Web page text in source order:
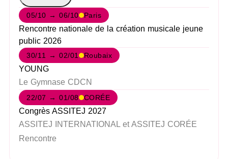
05/10 → 06/10 Paris
Rencontre nationale de la création musicale jeune
public 2026
30/11 → 02/01 Roubaix
YOUNG
Le Gymnase CDCN
22/07 → 01/08 CORÉE
Congrès ASSITEJ 2027
ASSITEJ INTERNATIONAL et ASSITEJ CORÉE
Rencontre